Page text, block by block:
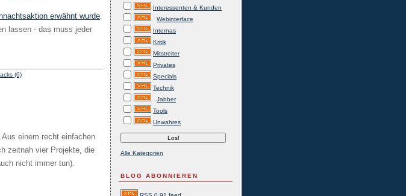
erwähnt wurde.
lassen - das muss jeder
(0)
einem recht einfachen
zeitnah vier Projekte, die
nicht immer tun).
Interessenten & Kunden
Webinterface
Internas
Kritik
Mitstreiter
Privates
Specials
Technik
Jabber
Tools
Unwahres
Alle Kategorien
BLOG ABONNIEREN